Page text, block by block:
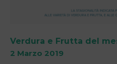
Verdura e Frutta del
2 Marzo 2019